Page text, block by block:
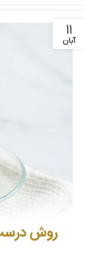
۱۱
آبان